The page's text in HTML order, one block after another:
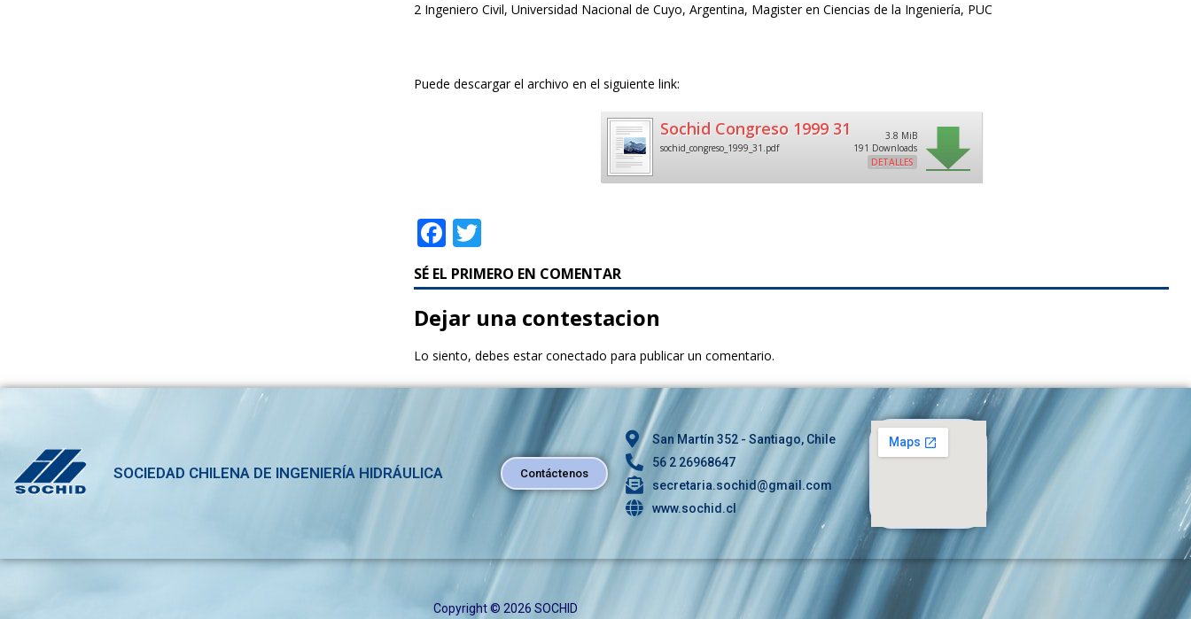
2 Ingeniero Civil, Universidad Nacional de Cuyo, Argentina, Magister en Ciencias de la Ingeniería, PUC
Puede descargar el archivo en el siguiente link:
Sochid Congreso 1999 31
sochid_congreso_1999_31.pdf
3.8 MiB
191 Downloads
DETALLES
F
a
c
e
b
o
w
it
te
r
SÉ EL PRIMERO EN COMENTAR
Dejar una contestacion
Lo siento, debes estarconectado para publicar un comentario.
SOCIEDAD CHILENA DE INGENIERÍA HIDRÁULICA Contáctenos
San Martín 352 - Santiago, Chile
56 2 26968647
secretaria.sochid@gmail.com
www.sochid.cl
Copyright © 2026 SOCHID